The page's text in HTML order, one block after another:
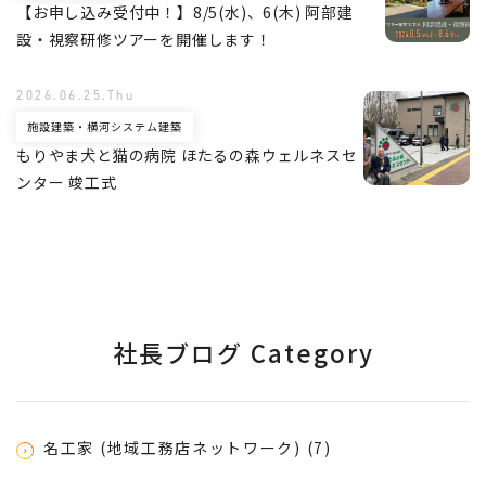
【お申し込み受付中！】8/5(水)、6(木) 阿部建
設・視察研修ツアーを開催します！
もりやま犬と猫の病院 ほたるの森ウェルネスセ
ンター 竣工式
施設建築・横河システム建築
2026.06.25.Thu
社長ブログ Category
名工家 (地域工務店ネットワーク) (7)